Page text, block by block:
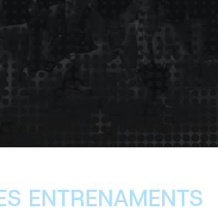
ENTRENAMENTS